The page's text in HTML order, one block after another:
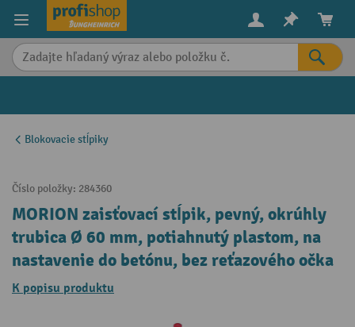
content
Blokovacie stĺpiky
Číslo položky: 284360
MORION zaisťovací stĺpik, pevný, okrúhly
trubica Ø 60 mm, potiahnutý plastom, na
nastavenie do betónu, bez reťazového očka
K popisu produktu